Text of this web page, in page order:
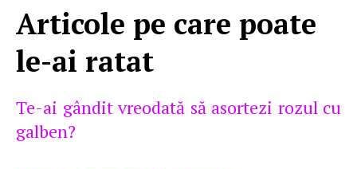
Articole pe care poate
le-ai ratat
Te-ai gândit vreodată să asortezi rozul cu
galben?